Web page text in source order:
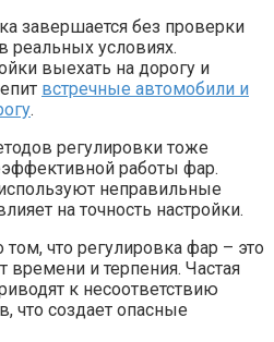
завершается без проверки
реальных условиях.
выехать на дорогу и
встречные автомобили и
.
регулировки тоже
работы фар.
неправильные
на точность настройки.
что регулировка фар – это
времени и терпения. Частая
к несоответствию
что создает опасные